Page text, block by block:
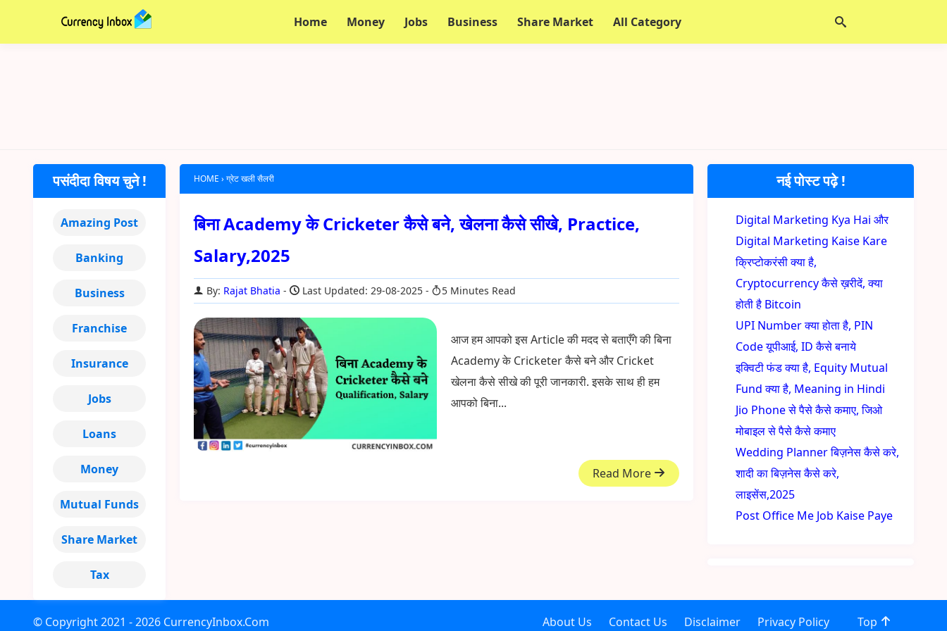
Home Money Jobs Business Share Market All Category
HOME ›ग्रेट खली सैलरी
बिना Academy के Cricketer कैसे बने, खेलना कैसे सीखे, Practice,
Salary,2025
By: Rajat Bhatia Last Updated: 29-08-2025 5 Minutes Read
आज हम आपको इस Article की मदद से बताएँगे की बिना
Academy के Cricketer कैसे बने और Cricket
खेलना कैसे सीखे की पूरी जानकारी. इसके साथ ही हम
आपको बिना...
Read More
नई पोस्ट पढ़े !
Digital Marketing Kya Hai और
Digital Marketing Kaise Kare
क्रिप्टोकरंसी क्या है,
Cryptocurrency कैसे ख़रीदें, क्या
होती है Bitcoin
UPI Number क्या होता है, PIN
Code यूपीआई, ID कैसे बनाये
इक्विटी फंड क्या है, Equity Mutual
Fund क्या है, Meaning in Hindi
Jio Phone से पैसे कैसे कमाए, जिओ
मोबाइल से पैसे कैसे कमाए
Wedding Planner बिज़नेस कैसे करे,
शादी का बिज़नेस कैसे करे,
लाइसेंस,2025
Post Office Me Job Kaise Paye
पसंदीदा विषय चुने !
Amazing Post
Banking
Business
Franchise
Insurance
Jobs
Loans
Money
Mutual Funds
Share Market
Tax
© Copyright2021 - 2026 CurrencyInbox.Com About Us Contact Us Disclaimer Privacy Policy Top